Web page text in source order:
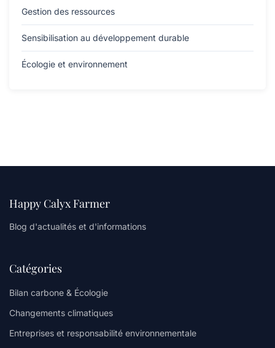
Gestion des ressources
Sensibilisation au développement durable
Écologie et environnement
Happy Calyx Farmer
Blog d'actualités et d'informations
Catégories
Bilan carbone & Écologie
Changements climatiques
Entreprises et responsabilité environnementale